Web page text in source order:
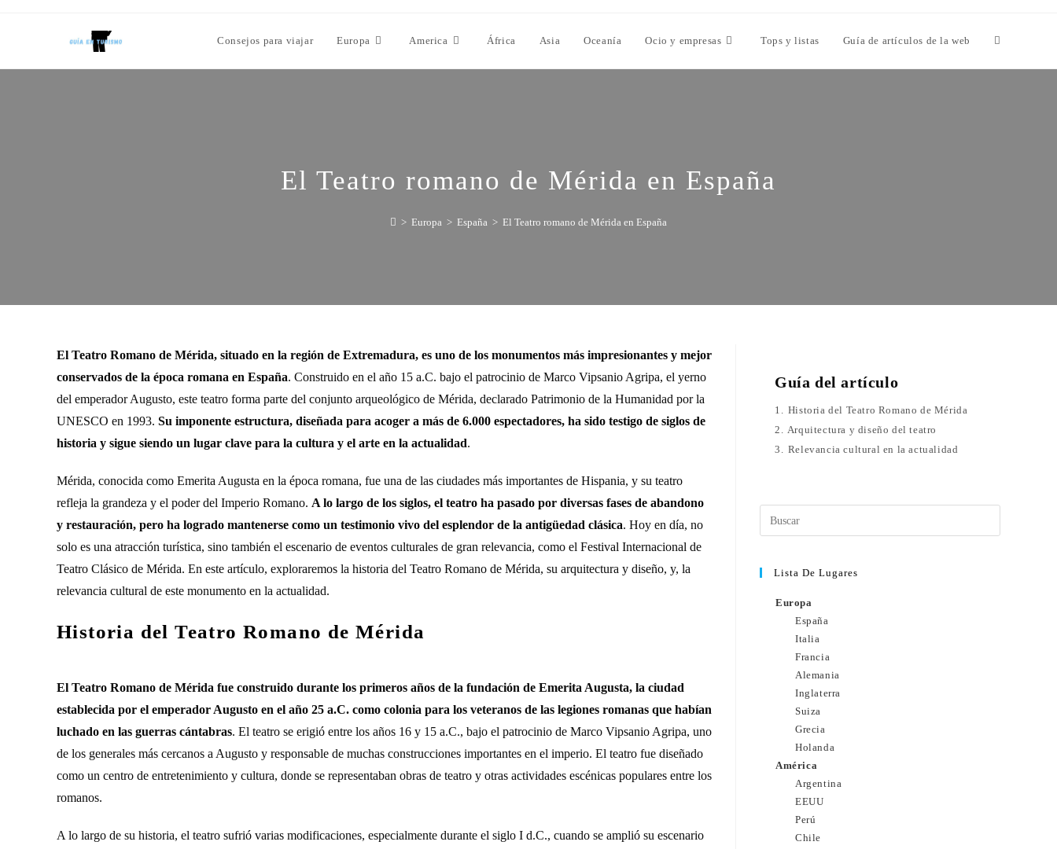
Consejos para viajar Europa America África Asia Oceanía Ocio y empresas Tops y listas Guía de artículos de la web
El Teatro romano de Mérida en España
> Europa > España > El Teatro romano de Mérida en España
El Teatro Romano de Mérida, situado en la región de Extremadura, es uno de los monumentos más impresionantes y mejor
conservados de la época romana en España. Construido en el año 15 a.C. bajo el patrocinio de Marco Vipsanio Agripa, el yerno
del emperador Augusto, este teatro forma parte del conjunto arqueológico de Mérida, declarado Patrimonio de la Humanidad por la
UNESCO en 1993. Su imponente estructura, diseñada para acoger a más de 6.000 espectadores, ha sido testigo de siglos de
historia y sigue siendo un lugar clave para la cultura y el arte en la actualidad.
Mérida, conocida como Emerita Augusta en la época romana, fue una de las ciudades más importantes de Hispania, y su teatro
refleja la grandeza y el poder del Imperio Romano. A lo largo de los siglos, el teatro ha pasado por diversas fases de abandono
y restauración, pero ha logrado mantenerse como un testimonio vivo del esplendor de la antigüedad clásica. Hoy en día, no
solo es una atracción turística, sino también el escenario de eventos culturales de gran relevancia, como el Festival Internacional de
Teatro Clásico de Mérida. En este artículo, exploraremos la historia del Teatro Romano de Mérida, su arquitectura y diseño, y, la
relevancia cultural de este monumento en la actualidad.
Historia del Teatro Romano de Mérida
El Teatro Romano de Mérida fue construido durante los primeros años de la fundación de Emerita Augusta, la ciudad
establecida por el emperador Augusto en el año 25 a.C. como colonia para los veteranos de las legiones romanas que habían
luchado en las guerras cántabras. El teatro se erigió entre los años 16 y 15 a.C., bajo el patrocinio de Marco Vipsanio Agripa, uno
de los generales más cercanos a Augusto y responsable de muchas construcciones importantes en el imperio. El teatro fue diseñado
como un centro de entretenimiento y cultura, donde se representaban obras de teatro y otras actividades escénicas populares entre los
romanos.
A lo largo de su historia, el teatro sufrió varias modificaciones, especialmente durante el siglo I d.C., cuando se amplió su escenario
Guía del artículo
1. Historia del Teatro Romano de Mérida
2. Arquitectura y diseño del teatro
3. Relevancia cultural en la actualidad
Lista De Lugares
Europa
España
Italia
Francia
Alemania
Inglaterra
Suiza
Grecia
Holanda
América
Argentina
EEUU
Perú
Chile